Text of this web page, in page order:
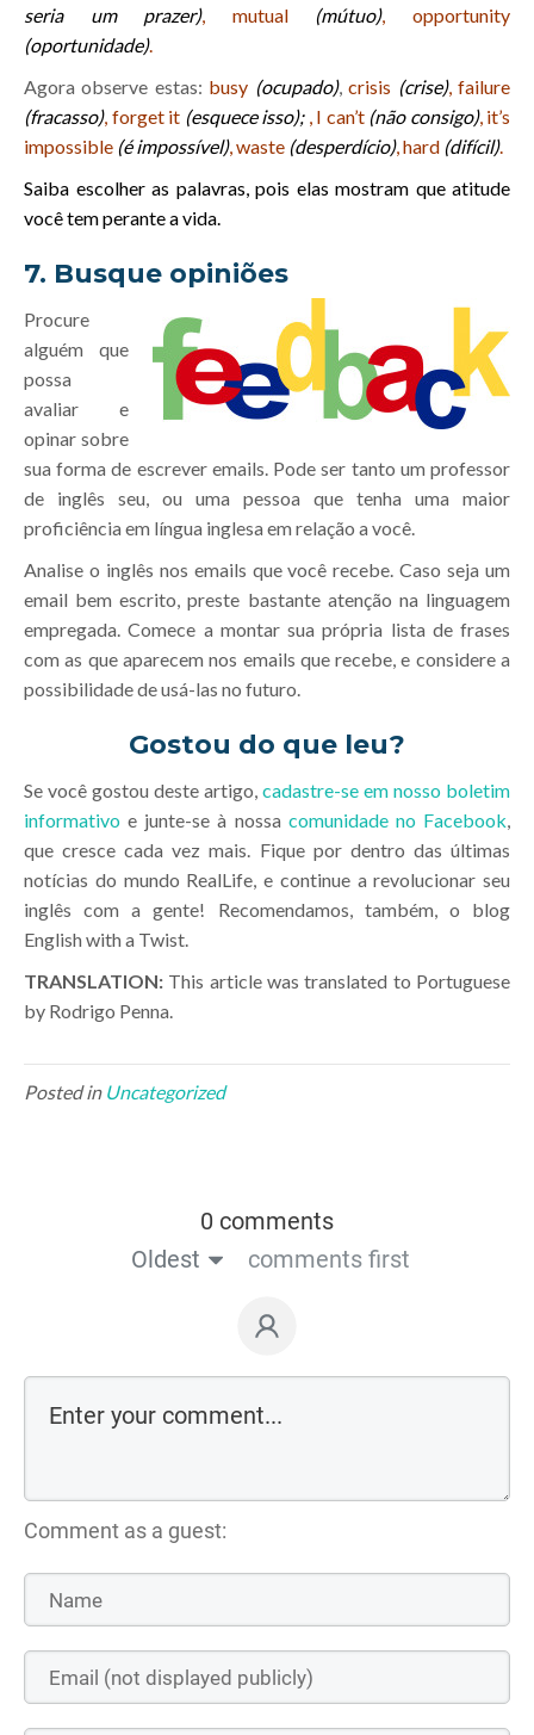
seria um prazer), mutual (mútuo), opportunity
(oportunidade).
Agora observe estas: busy (ocupado),crisis (crise), failure
(fracasso), forget it (esquece isso); , I can’t (não consigo), it’s
impossible (é impossível), waste (desperdício), hard (difícil).
Saiba escolher as palavras, pois elas mostram que atitude
você tem perante a vida.
7. Busque opiniões
Procure
alguém que
possa
avaliar e
opinar sobre
sua forma de escrever emails. Pode ser tanto um professor
de inglês seu, ou uma pessoa que tenha uma maior
proficiência em língua inglesa em relação a você.
Analise o inglês nos emails que você recebe. Caso seja um
email bem escrito, preste bastante atenção na linguagem
empregada. Comece a montar sua própria lista de frases
com as que aparecem nos emails que recebe, e considere a
possibilidade de usá-las no futuro.
Gostou do que leu?
Se você gostou deste artigo, cadastre-se em nosso boletim
informativo e junte-se à nossa comunidade no Facebook,
que cresce cada vez mais. Fique por dentro das últimas
notícias do mundo RealLife, e continue a revolucionar seu
inglês com a gente! Recomendamos, também, o blog
English with a Twist.
TRANSLATION: This article was translated to Portuguese
by Rodrigo Penna.
Posted in Uncategorized
0 comments
Oldest
comments first
Comment as a guest: